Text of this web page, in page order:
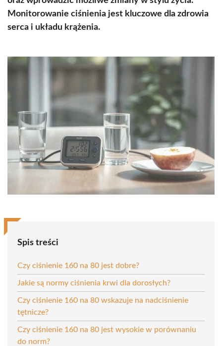
Monitorowanie ciśnienia jest kluczowe dla zdrowia
serca i układu krążenia.
Spis treści
Czy ciśnienie 160 na 80 jest dobre?
Jakie są normy ciśnienia krwi dla dorosłych?
Czy ciśnienie 160 na 80 wskazuje na nadciśnienie
tętnicze?
Czy ciśnienie 160 na 80 jest wysokie w porównaniu
do norm?